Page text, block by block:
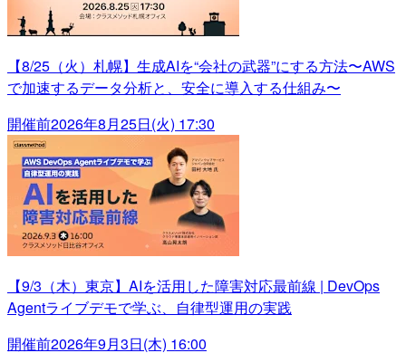
【8/25（火）札幌】生成AIを“会社の武器”にする方法〜AWS
で加速するデータ分析と、安全に導入する仕組み〜
開催前2026年8月25日(火) 17:30
【9/3（木）東京】AIを活用した障害対応最前線 | DevOps
Agentライブデモで学ぶ、自律型運用の実践
開催前2026年9月3日(木) 16:00